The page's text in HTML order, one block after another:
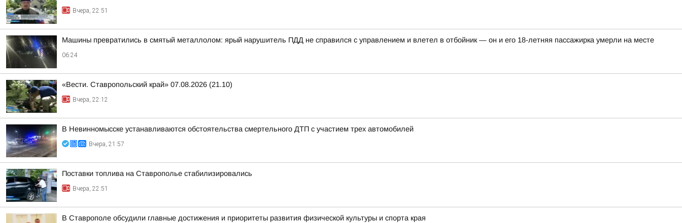
Вчера, 22:51
Машины превратились в смятый металлолом: ярый нарушитель ПДД не справился с управлением и влетел в отбойник — он и его 18-летняя пассажирка умерли на месте
06:24
«Вести. Ставропольский край» 07.08.2026 (21.10)
Вчера, 22:12
В Невинномысске устанавливаются обстоятельства смертельного ДТП с участием трех автомобилей
Вчера, 21:57
Поставки топлива на Ставрополье стабилизировались
Вчера, 22:51
В Ставрополе обсудили главные достижения и приоритеты развития физической культуры и спорта края